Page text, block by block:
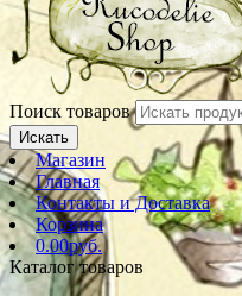
Поиск товаров
Искать
Магазин
Главная
Контакты и Доставка
Корзина
0.00руб.
Каталог товаров